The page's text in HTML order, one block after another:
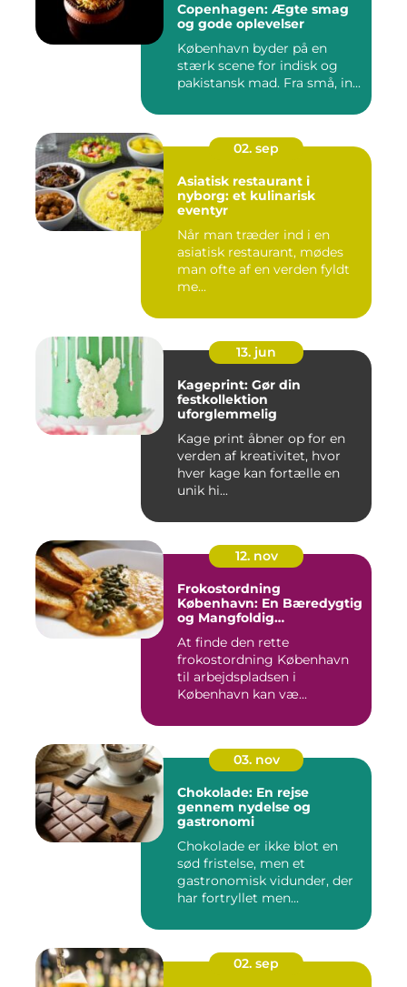
Copenhagen: Ægte smag
og gode oplevelser
København byder på en
stærk scene for indisk og
pakistansk mad. Fra små, in...
02. sep
Asiatisk restaurant i
nyborg: et kulinarisk
eventyr
Når man træder ind i en
asiatisk restaurant, mødes
man ofte af en verden fyldt
me...
13. jun
Kageprint: Gør din
festkollektion
uforglemmelig
Kage print åbner op for en
verden af kreativitet, hvor
hver kage kan fortælle en
unik hi...
12. nov
Frokostordning
København: En Bæredygtig
og Mangfoldig
At finde den rette
frokostordning København
til arbejdspladsen i
København kan væ...
03. nov
Chokolade: En rejse
gennem nydelse og
gastronomi
Chokolade er ikke blot en
sød fristelse, men et
gastronomisk vidunder, der
har fortryllet men...
02. sep